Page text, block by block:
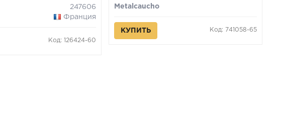
247606
Франция
Код: 126424-60
Metalcaucho
КУПИТЬ Код: 741058-65